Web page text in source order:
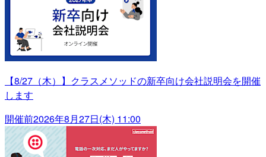
【8/27（木）】クラスメソッドの新卒向け会社説明会を開催
します
開催前2026年8月27日(木) 11:00